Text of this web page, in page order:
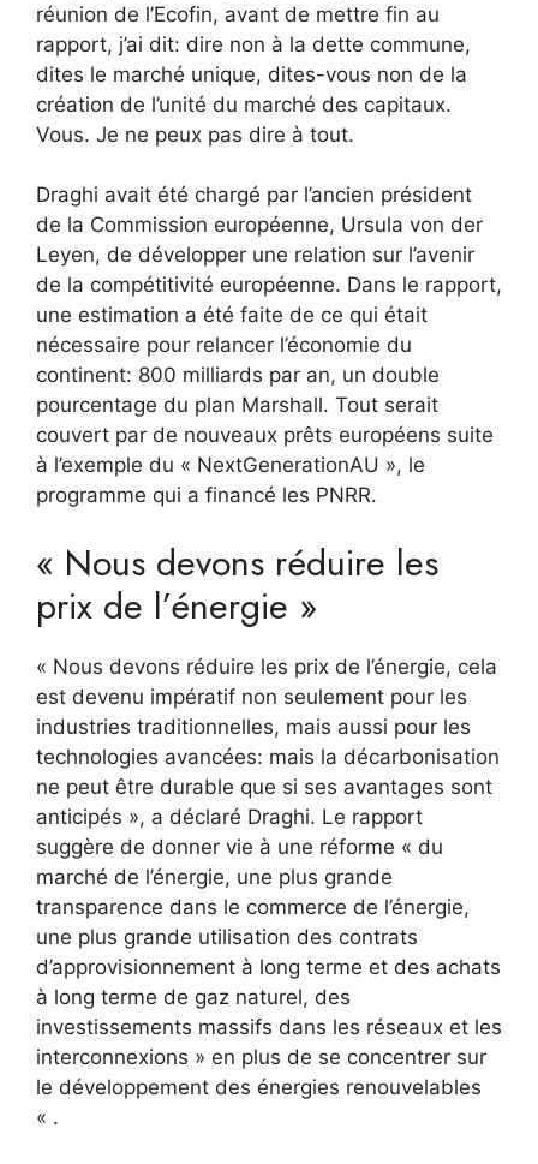
réunion de l’Ecofin, avant de mettre fin au
rapport, j’ai dit: dire non à la dette commune,
dites le marché unique, dites-vous non de la
création de l’unité du marché des capitaux.
Vous. Je ne peux pas dire à tout.
Draghi avait été chargé par l’ancien président
de la Commission européenne, Ursula von der
Leyen, de développer une relation sur l’avenir
de la compétitivité européenne. Dans le rapport,
une estimation a été faite de ce qui était
nécessaire pour relancer l’économie du
continent: 800 milliards par an, un double
pourcentage du plan Marshall. Tout serait
couvert par de nouveaux prêts européens suite
à l’exemple du « NextGenerationAU », le
programme qui a financé les PNRR.
« Nous devons réduire les
prix de l’énergie »
« Nous devons réduire les prix de l’énergie, cela
est devenu impératif non seulement pour les
industries traditionnelles, mais aussi pour les
technologies avancées: mais la décarbonisation
ne peut être durable que si ses avantages sont
anticipés », a déclaré Draghi. Le rapport
suggère de donner vie à une réforme « du
marché de l’énergie, une plus grande
transparence dans le commerce de l’énergie,
une plus grande utilisation des contrats
d’approvisionnement à long terme et des achats
à long terme de gaz naturel, des
investissements massifs dans les réseaux et les
interconnexions » en plus de se concentrer sur
le développement des énergies renouvelables
« .